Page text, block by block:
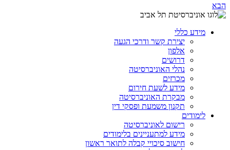
הבא
מידע כללי
יצירת קשר ודרכי הגעה
אלפון
דרושים
נהלי האוניברסיטה
מכרזים
מידע לשעת חירום
מבקרת האוניברסיטה
תקנון משמעת ופסקי דין
לימודים
רישום לאוניברסיטה
מידע למתעניינים בלימודים
חישוב סיכויי קבלה לתואר ראשון